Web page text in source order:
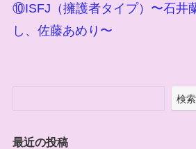
⑩ISFJ（擁護者タイプ）〜石井
し、佐藤あめり〜
検索
最近の投稿